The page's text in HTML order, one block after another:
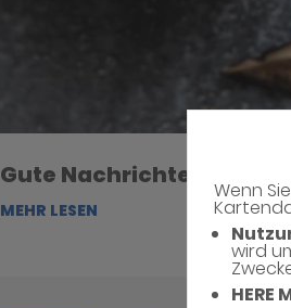
Wenn
wird
HERE
Gute Nachrichten für
MEHR LESEN